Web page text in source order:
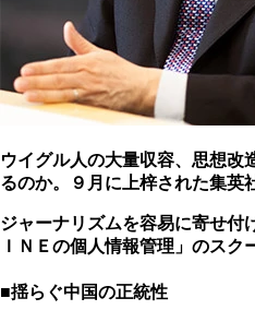
ウイグル人の大量収容、思想改
るのか。９月に上梓された集英
ジャーナリズムを容易に寄せ付
ＩＮＥの個人情報管理」のス
■揺らぐ中国の正統性